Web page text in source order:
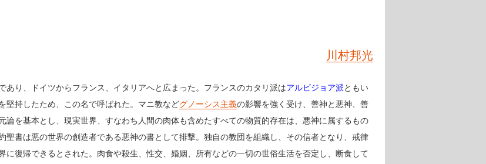
川村邦光
り、ドイツからフランス、イタリアへと広まった。フランスのカタリ派はアルビジョア派ともい
堅持したため、この名で呼ばれた。マニ教などグノーシス主義の影響を強く受け、善神と悪神、善
論を基本とし、現実世界、すなわち人間の肉体も含めたすべての物質的存在は、悪神に属するもの
聖書は悪の世界の創造者である悪神の書として排撃。独自の教団を組織し、その信者となり、戒律
に復帰できるとされた。肉食や殺生、性交、婚姻、所有などの一切の世俗生活を否定し、断食して